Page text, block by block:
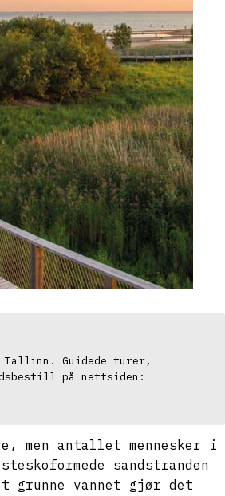
Guidede turer,
men antallet mennesker i
sandstranden
grunne vannet gjør det